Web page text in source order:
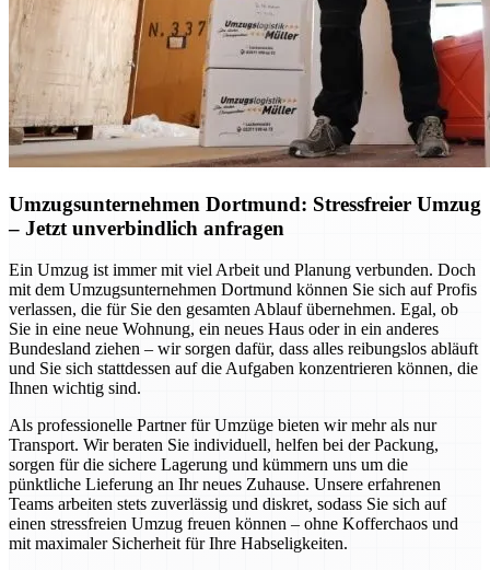
Umzugsunternehmen Dortmund: Stressfreier Umzug
– Jetzt unverbindlich anfragen
Ein Umzug ist immer mit viel Arbeit und Planung verbunden. Doch
mit dem Umzugsunternehmen Dortmund können Sie sich auf Profis
verlassen, die für Sie den gesamten Ablauf übernehmen. Egal, ob
Sie in eine neue Wohnung, ein neues Haus oder in ein anderes
Bundesland ziehen – wir sorgen dafür, dass alles reibungslos abläuft
und Sie sich stattdessen auf die Aufgaben konzentrieren können, die
Ihnen wichtig sind.
Als professionelle Partner für Umzüge bieten wir mehr als nur
Transport. Wir beraten Sie individuell, helfen bei der Packung,
sorgen für die sichere Lagerung und kümmern uns um die
pünktliche Lieferung an Ihr neues Zuhause. Unsere erfahrenen
Teams arbeiten stets zuverlässig und diskret, sodass Sie sich auf
einen stressfreien Umzug freuen können – ohne Kofferchaos und
mit maximaler Sicherheit für Ihre Habseligkeiten.